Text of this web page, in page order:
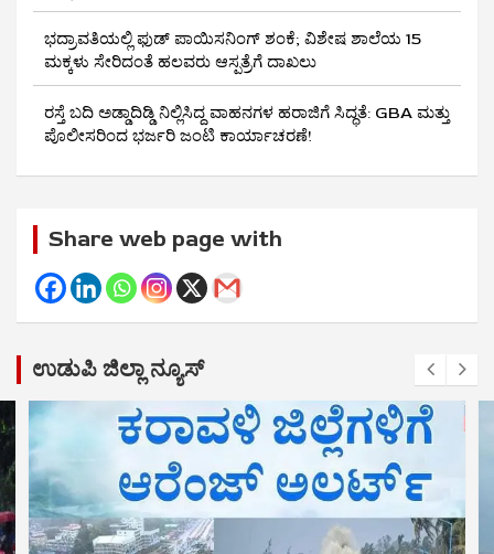
ಭದ್ರಾವತಿಯಲ್ಲಿ ಫುಡ್ ಪಾಯಿಸನಿಂಗ್ ಶಂಕೆ; ವಿಶೇಷ ಶಾಲೆಯ 15
ಮಕ್ಕಳು ಸೇರಿದಂತೆ ಹಲವರು ಆಸ್ಪತ್ರೆಗೆ ದಾಖಲು
ರಸ್ತೆ ಬದಿ ಅಡ್ಡಾದಿಡ್ಡಿ ನಿಲ್ಲಿಸಿದ್ದ ವಾಹನಗಳ ಹರಾಜಿಗೆ ಸಿದ್ಧತೆ: GBA ಮತ್ತು
ಪೊಲೀಸರಿಂದ ಭರ್ಜರಿ ಜಂಟಿ ಕಾರ್ಯಾಚರಣೆ!
Share web page with
ಉಡುಪಿ ಜಿಲ್ಲಾ ನ್ಯೂಸ್